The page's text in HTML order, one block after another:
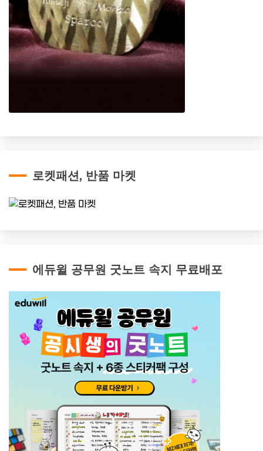
로켓패션, 반품 마켓
에듀윌 공무원 굿노트 속지 무료배포